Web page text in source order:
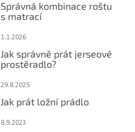
Správná kombinace roštu
s matrací
1.1.2026
Jak správně prát jerseové
prostěradlo?
29.8.2025
Jak prát ložní prádlo
8.9.2023